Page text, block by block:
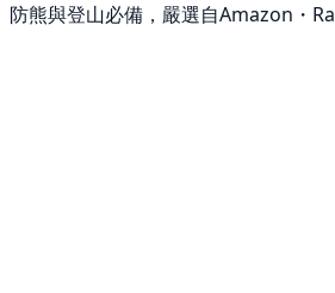
防熊與登山必備，嚴選自Amazon・